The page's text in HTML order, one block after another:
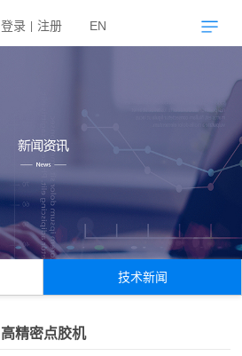
登录 注册 EN
技术新闻
高精密点胶机